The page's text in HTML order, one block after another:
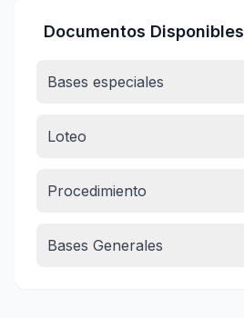
Documentos Disponibles
Bases especiales
Loteo
Procedimiento
Bases Generales